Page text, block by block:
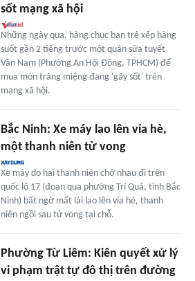
sốt mạng xã hội
Những ngày qua, hàng chục bạn trẻ xếp hàng
suốt gần 2 tiếng trước một quán sữa tuyết
Vân Nam (Phường An Hội Đông, TPHCM) để
mua món tráng miệng đang 'gây sốt' trên
mạng xã hội.
Bắc Ninh: Xe máy lao lên vỉa hè,
một thanh niên tử vong
Xe máy do hai thanh niên chở nhau đi trên
quốc lộ 17 (đoạn qua phường Trí Quả, tỉnh Bắc
Ninh) bất ngờ mất lái lao lên vỉa hè, thanh
niên ngồi sau tử vong tại chỗ.
Phường Từ Liêm: Kiên quyết xử lý
vi phạm trật tự đô thị trên đường